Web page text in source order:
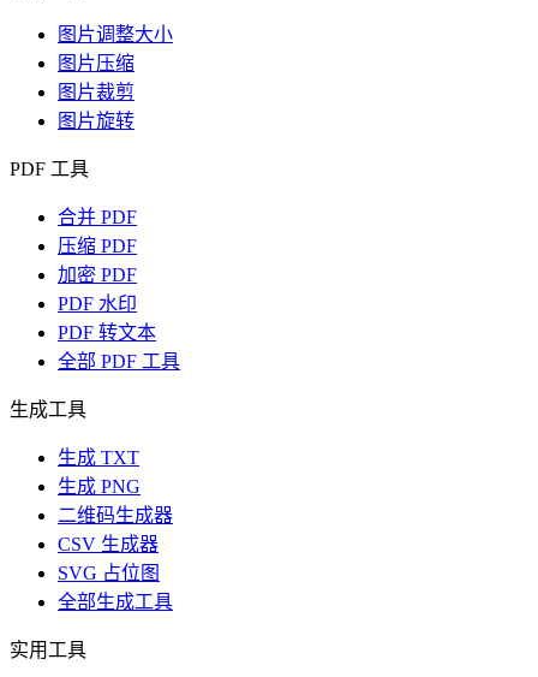
图片调整大小
图片压缩
图片裁剪
图片旋转
PDF 工具
合并 PDF
压缩 PDF
加密 PDF
PDF 水印
PDF 转文本
全部 PDF 工具
生成工具
生成 TXT
生成 PNG
二维码生成器
CSV 生成器
SVG 占位图
全部生成工具
实用工具